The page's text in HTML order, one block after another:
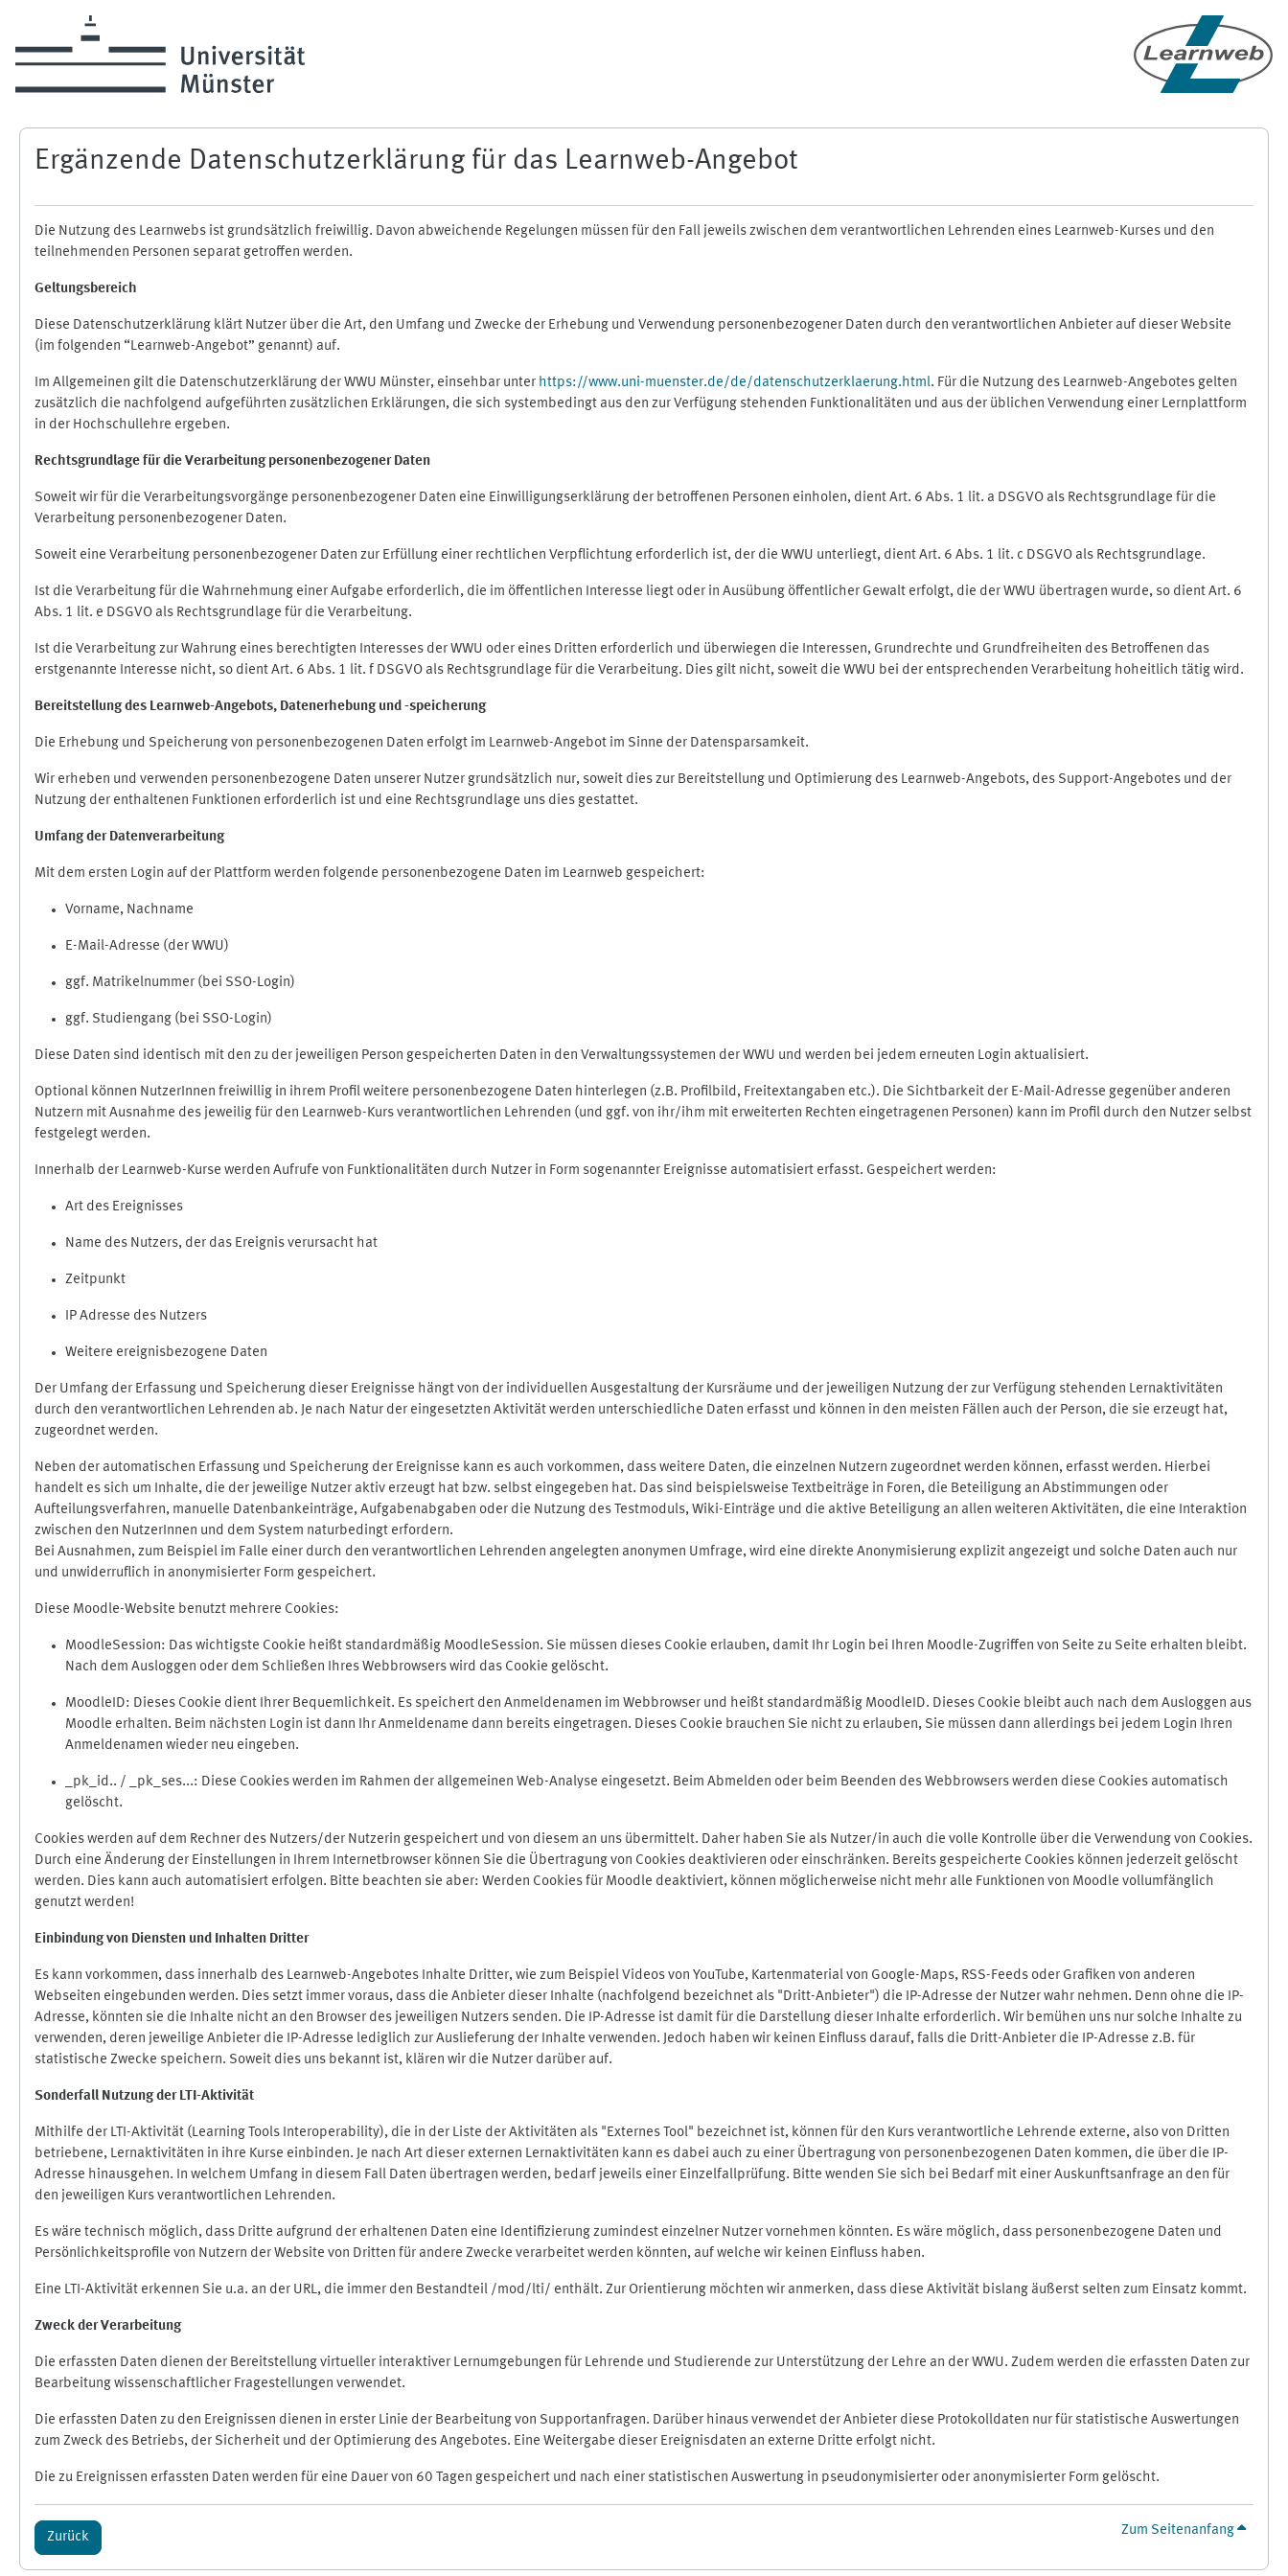
Ergänzende Datenschutzerklärung für das Learnweb-Angebot
Die Nutzung des Learnwebs ist grundsätzlich freiwillig. Davon abweichende Regelungen müssen für den Fall jeweils zwischen dem verantwortlichen Lehrenden eines Learnweb-Kurses und den
teilnehmenden Personen separat getroffen werden.
Geltungsbereich
Diese Datenschutzerklärung klärt Nutzer über die Art, den Umfang und Zwecke der Erhebung und Verwendung personenbezogener Daten durch den verantwortlichen Anbieter auf dieser Website
(im folgenden “Learnweb-Angebot” genannt) auf.
Im Allgemeinen gilt die Datenschutzerklärung der WWU Münster, einsehbar unter https://www.uni-muenster.de/de/datenschutzerklaerung.html. Für die Nutzung des Learnweb-Angebotes gelten
zusätzlich die nachfolgend aufgeführten zusätzlichen Erklärungen, die sich systembedingt aus den zur Verfügung stehenden Funktionalitäten und aus der üblichen Verwendung einer Lernplattform
in der Hochschullehre ergeben.
Rechtsgrundlage für die Verarbeitung personenbezogener Daten
Soweit wir für die Verarbeitungsvorgänge personenbezogener Daten eine Einwilligungserklärung der betroffenen Personen einholen, dient Art. 6 Abs. 1 lit. a DSGVO als Rechtsgrundlage für die
Verarbeitung personenbezogener Daten.
Soweit eine Verarbeitung personenbezogener Daten zur Erfüllung einer rechtlichen Verpflichtung erforderlich ist, der die WWU unterliegt, dient Art. 6 Abs. 1 lit. c DSGVO als Rechtsgrundlage.
Ist die Verarbeitung für die Wahrnehmung einer Aufgabe erforderlich, die im öffentlichen Interesse liegt oder in Ausübung öffentlicher Gewalt erfolgt, die der WWU übertragen wurde, so dient Art. 6
Abs. 1 lit. e DSGVO als Rechtsgrundlage für die Verarbeitung.
Ist die Verarbeitung zur Wahrung eines berechtigten Interesses der WWU oder eines Dritten erforderlich und überwiegen die Interessen, Grundrechte und Grundfreiheiten des Betroffenen das
erstgenannte Interesse nicht, so dient Art. 6 Abs. 1 lit. f DSGVO als Rechtsgrundlage für die Verarbeitung. Dies gilt nicht, soweit die WWU bei der entsprechenden Verarbeitung hoheitlich tätig wird.
Bereitstellung des Learnweb-Angebots, Datenerhebung und -speicherung
Die Erhebung und Speicherung von personenbezogenen Daten erfolgt im Learnweb-Angebot im Sinne der Datensparsamkeit.
Wir erheben und verwenden personenbezogene Daten unserer Nutzer grundsätzlich nur, soweit dies zur Bereitstellung und Optimierung des Learnweb-Angebots, des Support-Angebotes und der
Nutzung der enthaltenen Funktionen erforderlich ist und eine Rechtsgrundlage uns dies gestattet.
Umfang der Datenverarbeitung
Mit dem ersten Login auf der Plattform werden folgende personenbezogene Daten im Learnweb gespeichert:
Vorname, Nachname
E-Mail-Adresse (der WWU)
ggf. Matrikelnummer (bei SSO-Login)
ggf. Studiengang (bei SSO-Login)
Diese Daten sind identisch mit den zu der jeweiligen Person gespeicherten Daten in den Verwaltungssystemen der WWU und werden bei jedem erneuten Login aktualisiert.
Optional können NutzerInnen freiwillig in ihrem Profil weitere personenbezogene Daten hinterlegen (z.B. Profilbild, Freitextangaben etc.). Die Sichtbarkeit der E-Mail-Adresse gegenüber anderen
Nutzern mit Ausnahme des jeweilig für den Learnweb-Kurs verantwortlichen Lehrenden (und ggf. von ihr/ihm mit erweiterten Rechten eingetragenen Personen) kann im Profil durch den Nutzer selbst
festgelegt werden.
Innerhalb der Learnweb-Kurse werden Aufrufe von Funktionalitäten durch Nutzer in Form sogenannter Ereignisse automatisiert erfasst. Gespeichert werden:
Art des Ereignisses
Name des Nutzers, der das Ereignis verursacht hat
Zeitpunkt
IP Adresse des Nutzers
Weitere ereignisbezogene Daten
Der Umfang der Erfassung und Speicherung dieser Ereignisse hängt von der individuellen Ausgestaltung der Kursräume und der jeweiligen Nutzung der zur Verfügung stehenden Lernaktivitäten
durch den verantwortlichen Lehrenden ab. Je nach Natur der eingesetzten Aktivität werden unterschiedliche Daten erfasst und können in den meisten Fällen auch der Person, die sie erzeugt hat,
zugeordnet werden.
Neben der automatischen Erfassung und Speicherung der Ereignisse kann es auch vorkommen, dass weitere Daten, die einzelnen Nutzern zugeordnet werden können, erfasst werden. Hierbei
handelt es sich um Inhalte, die der jeweilige Nutzer aktiv erzeugt hat bzw. selbst eingegeben hat. Das sind beispielsweise Textbeiträge in Foren, die Beteiligung an Abstimmungen oder
Aufteilungsverfahren, manuelle Datenbankeinträge, Aufgabenabgaben oder die Nutzung des Testmoduls, Wiki-Einträge und die aktive Beteiligung an allen weiteren Aktivitäten, die eine Interaktion
zwischen den NutzerInnen und dem System naturbedingt erfordern.
Bei Ausnahmen, zum Beispiel im Falle einer durch den verantwortlichen Lehrenden angelegten anonymen Umfrage, wird eine direkte Anonymisierung explizit angezeigt und solche Daten auch nur
und unwiderruflich in anonymisierter Form gespeichert.
Diese Moodle-Website benutzt mehrere Cookies:
MoodleSession: Das wichtigste Cookie heißt standardmäßig MoodleSession. Sie müssen dieses Cookie erlauben, damit Ihr Login bei Ihren Moodle-Zugriffen von Seite zu Seite erhalten bleibt.
Nach dem Ausloggen oder dem Schließen Ihres Webbrowsers wird das Cookie gelöscht.
MoodleID: Dieses Cookie dient Ihrer Bequemlichkeit. Es speichert den Anmeldenamen im Webbrowser und heißt standardmäßig MoodleID. Dieses Cookie bleibt auch nach dem Ausloggen aus
Moodle erhalten. Beim nächsten Login ist dann Ihr Anmeldename dann bereits eingetragen. Dieses Cookie brauchen Sie nicht zu erlauben, Sie müssen dann allerdings bei jedem Login Ihren
Anmeldenamen wieder neu eingeben.
_pk_id.. / _pk_ses...: Diese Cookies werden im Rahmen der allgemeinen Web-Analyse eingesetzt. Beim Abmelden oder beim Beenden des Webbrowsers werden diese Cookies automatisch
gelöscht.
Cookies werden auf dem Rechner des Nutzers/der Nutzerin gespeichert und von diesem an uns übermittelt. Daher haben Sie als Nutzer/in auch die volle Kontrolle über die Verwendung von Cookies.
Durch eine Änderung der Einstellungen in Ihrem Internetbrowser können Sie die Übertragung von Cookies deaktivieren oder einschränken. Bereits gespeicherte Cookies können jederzeit gelöscht
werden. Dies kann auch automatisiert erfolgen. Bitte beachten sie aber: Werden Cookies für Moodle deaktiviert, können möglicherweise nicht mehr alle Funktionen von Moodle vollumfänglich
genutzt werden!
Einbindung von Diensten und Inhalten Dritter
Es kann vorkommen, dass innerhalb des Learnweb-Angebotes Inhalte Dritter, wie zum Beispiel Videos von YouTube, Kartenmaterial von Google-Maps, RSS-Feeds oder Grafiken von anderen
Webseiten eingebunden werden. Dies setzt immer voraus, dass die Anbieter dieser Inhalte (nachfolgend bezeichnet als "Dritt-Anbieter") die IP-Adresse der Nutzer wahr nehmen. Denn ohne die IP-
Adresse, könnten sie die Inhalte nicht an den Browser des jeweiligen Nutzers senden. Die IP-Adresse ist damit für die Darstellung dieser Inhalte erforderlich. Wir bemühen uns nur solche Inhalte zu
verwenden, deren jeweilige Anbieter die IP-Adresse lediglich zur Auslieferung der Inhalte verwenden. Jedoch haben wir keinen Einfluss darauf, falls die Dritt-Anbieter die IP-Adresse z.B. für
statistische Zwecke speichern. Soweit dies uns bekannt ist, klären wir die Nutzer darüber auf.
Sonderfall Nutzung der LTI-Aktivität
Mithilfe der LTI-Aktivität (Learning Tools Interoperability), die in der Liste der Aktivitäten als "Externes Tool" bezeichnet ist, können für den Kurs verantwortliche Lehrende externe, also von Dritten
betriebene, Lernaktivitäten in ihre Kurse einbinden. Je nach Art dieser externen Lernaktivitäten kann es dabei auch zu einer Übertragung von personenbezogenen Daten kommen, die über die IP-
Adresse hinausgehen. In welchem Umfang in diesem Fall Daten übertragen werden, bedarf jeweils einer Einzelfallprüfung. Bitte wenden Sie sich bei Bedarf mit einer Auskunftsanfrage an den für
den jeweiligen Kurs verantwortlichen Lehrenden.
Es wäre technisch möglich, dass Dritte aufgrund der erhaltenen Daten eine Identifizierung zumindest einzelner Nutzer vornehmen könnten. Es wäre möglich, dass personenbezogene Daten und
Persönlichkeitsprofile von Nutzern der Website von Dritten für andere Zwecke verarbeitet werden könnten, auf welche wir keinen Einfluss haben.
Eine LTI-Aktivität erkennen Sie u.a. an der URL, die immer den Bestandteil /mod/lti/ enthält. Zur Orientierung möchten wir anmerken, dass diese Aktivität bislang äußerst selten zum Einsatz kommt.
Zweck der Verarbeitung
Die erfassten Daten dienen der Bereitstellung virtueller interaktiver Lernumgebungen für Lehrende und Studierende zur Unterstützung der Lehre an der WWU. Zudem werden die erfassten Daten zur
Bearbeitung wissenschaftlicher Fragestellungen verwendet.
Die erfassten Daten zu den Ereignissen dienen in erster Linie der Bearbeitung von Supportanfragen. Darüber hinaus verwendet der Anbieter diese Protokolldaten nur für statistische Auswertungen
zum Zweck des Betriebs, der Sicherheit und der Optimierung des Angebotes. Eine Weitergabe dieser Ereignisdaten an externe Dritte erfolgt nicht.
Die zu Ereignissen erfassten Daten werden für eine Dauer von 60 Tagen gespeichert und nach einer statistischen Auswertung in pseudonymisierter oder anonymisierter Form gelöscht.
Zurück Zum Seitenanfang